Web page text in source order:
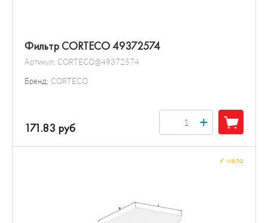
Фильтр CORTECO 49372574
Артикул: CORTECO@49372574
Бренд: CORTECO
171.83 руб +
мало